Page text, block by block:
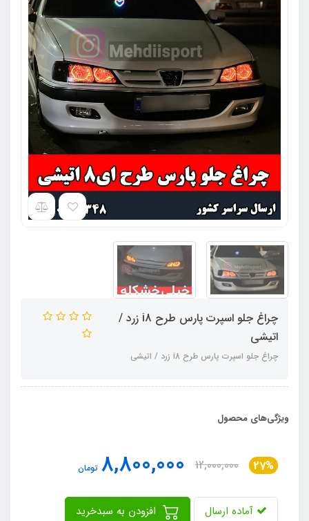
چراغ جلو اسپرت پارس طرح i8 زرد /
اتیشی
چراغ جلو اسپرت پارس طرح i8 زرد / اتیشی
ویژگی‌های محصول
27%
12,000,000
8,800,000 تومان
آماده ارسال